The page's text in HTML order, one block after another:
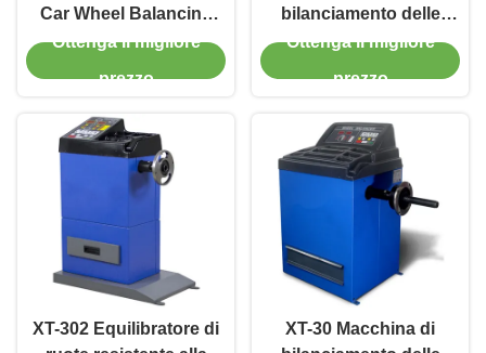
Car Wheel Balancing
Machine 6-18bar con
Ottenga il migliore
prezzo
bilanciamento delle
ruote ad alta precisione
automobilistica
Ottenga il migliore
prezzo
XT-302 Equilibratore di
XT-30 Macchina di